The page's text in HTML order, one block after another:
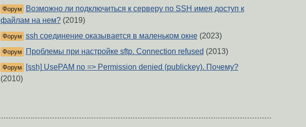
Форум
Возможно ли подключиться к серверу по SSH имея доступ к
файлам на нем?(2019)
Форум ssh соединение оказывается в маленьком окне(2023)
Форум Проблемы при настройке sftp. Connection refused (2013)
Форум
[ssh] UsePAM no => Permission denied (publickey). Почему?
(2010)